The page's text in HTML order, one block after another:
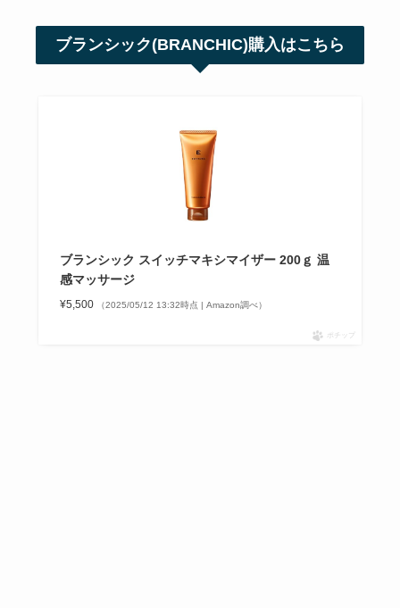
ブランシック(BRANCHIC)購入はこちら
ブランシック スイッチマキシマイザー 200ｇ 温
感マッサージ
¥5,500 （2025/05/12 13:32時点 | Amazon調べ）
ポチップ